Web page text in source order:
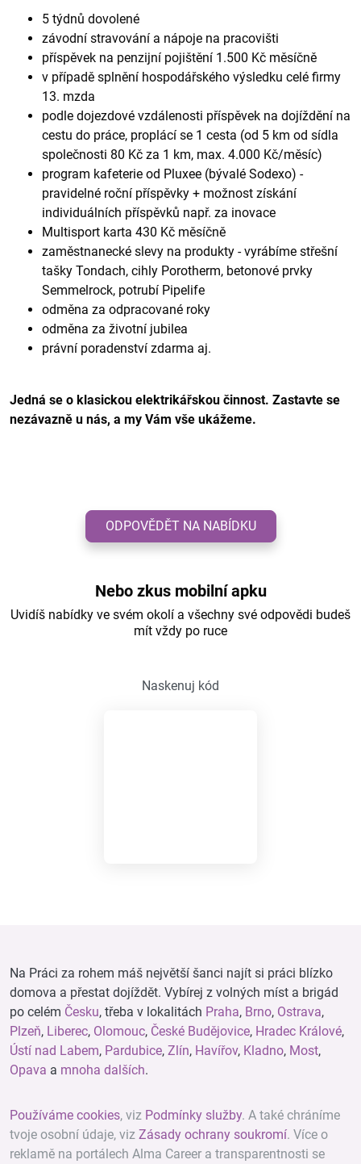
5 týdnů dovolené
závodní stravování a nápoje na pracovišti
příspěvek na penzijní pojištění 1.500 Kč měsíčně
v případě splnění hospodářského výsledku celé firmy
13. mzda
podle dojezdové vzdálenosti příspěvek na dojíždění na
cestu do práce, proplácí se 1 cesta (od 5 km od sídla
společnosti 80 Kč za 1 km, max. 4.000 Kč/měsíc)
program kafeterie od Pluxee (bývalé Sodexo) -
pravidelné roční příspěvky + možnost získání
individuálních příspěvků např. za inovace
Multisport karta 430 Kč měsíčně
zaměstnanecké slevy na produkty - vyrábíme střešní
tašky Tondach, cihly Porotherm, betonové prvky
Semmelrock, potrubí Pipelife
odměna za odpracované roky
odměna za životní jubilea
právní poradenství zdarma aj.
Jedná se o klasickou elektrikářskou činnost. Zastavte se
nezávazně u nás, a my Vám vše ukážeme.
ODPOVĚDĚT NA NABÍDKU
Nebo zkus mobilní apku
Uvidíš nabídky ve svém okolí a všechny své odpovědi budeš
mít vždy po ruce
Naskenuj kód
Na Práci za rohem máš největší šanci najít si práci blízko
domova a přestat dojíždět. Vybírej z volných míst a brigád
po celém Česku, třeba v lokalitách Praha, Brno, Ostrava,
Plzeň, Liberec, Olomouc, České Budějovice, Hradec Králové,
Ústí nad Labem, Pardubice, Zlín, Havířov, Kladno, Most,
Opava a mnoha dalších.
Používáme cookies, viz Podmínky služby. A také chráníme
tvoje osobní údaje, viz Zásady ochrany soukromí. Více o
reklamě na portálech Alma Career a transparentnosti se